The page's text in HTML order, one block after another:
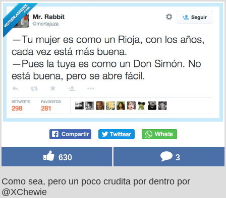
630 3
Como sea, pero un poco crudita por dentro por
@XChewie